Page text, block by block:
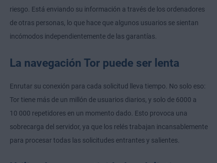
riesgo. Está enviando su información a través de los ordenadores
de otras personas, lo que hace que algunos usuarios se sientan
incómodos independientemente de las garantías.
La navegación Tor puede ser lenta
Enrutar su conexión para cada solicitud lleva tiempo. No solo eso:
Tor tiene más de un millón de usuarios diarios, y solo de 6000 a
10 000 repetidores en un momento dado. Esto provoca una
sobrecarga del servidor, ya que los relés trabajan incansablemente
para procesar todas las solicitudes entrantes y salientes.